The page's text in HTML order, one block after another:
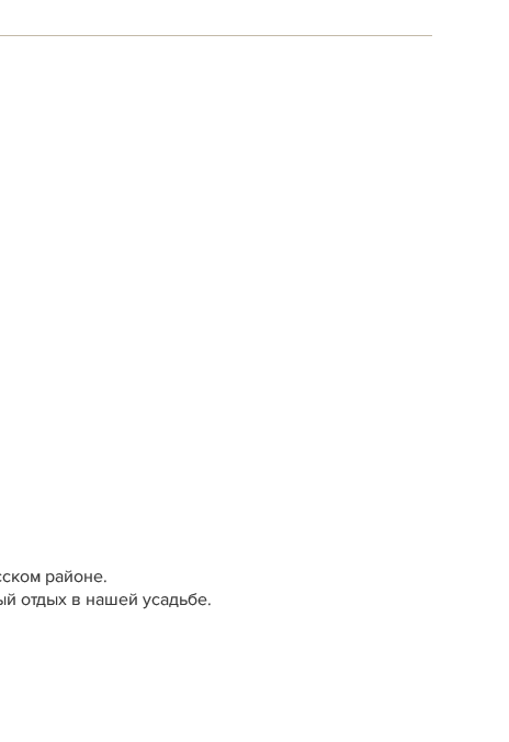
районе.
отдых в нашей усадьбе.